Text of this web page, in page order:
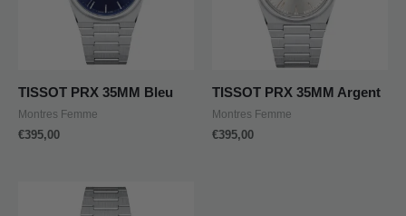
TISSOT PRX 35MM Bleu
Montres Femme
€395,00
TISSOT PRX 35MM Argent
Montres Femme
€395,00